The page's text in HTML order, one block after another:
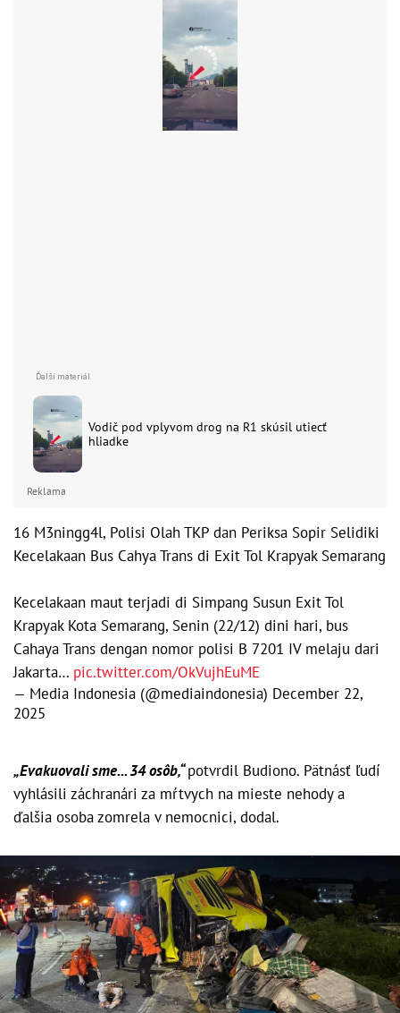
Vodič pod vplyvom drog na R1 skúsil utiecť
hliadke
Reklama
16 M3ningg4l, Polisi Olah TKP dan Periksa Sopir Selidiki
Kecelakaan Bus Cahya Trans di Exit Tol Krapyak Semarang
Kecelakaan maut terjadi di Simpang Susun Exit Tol
Krapyak Kota Semarang, Senin (22/12) dini hari, bus
Cahaya Trans dengan nomor polisi B 7201 IV melaju dari
Jakarta… pic.twitter.com/OkVujhEuME
— Media Indonesia (@mediaindonesia) December 22,
2025
„Evakuovali sme... 34 osôb,“potvrdil Budiono. Pätnásť ľudí
vyhlásili záchranári za mŕtvych na mieste nehody a
ďalšia osoba zomrela v nemocnici, dodal.